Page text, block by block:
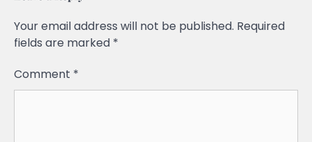
Your email address will not be published. Required
fields are marked *
Comment *